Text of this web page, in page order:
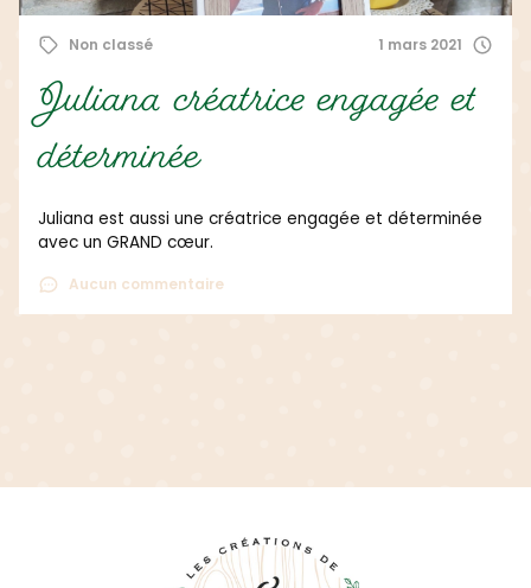
Non classé 1 mars 2021
Juliana créatrice engagée et
déterminée
Juliana est aussi une créatrice engagée et déterminée
avec un GRAND cœur.
Aucun commentaire